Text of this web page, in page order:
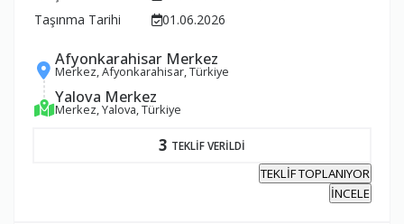
Taşınma Tarihi
01.06.2026
Afyonkarahisar Merkez
Merkez, Afyonkarahisar, Türkiye
Yalova Merkez
Merkez, Yalova, Türkiye
3 TEKLİF VERİLDİ
TEKLİF TOPLANIYOR
İNCELE